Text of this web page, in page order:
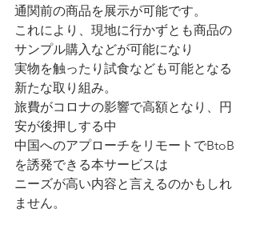
通関前の商品を展示が可能です。
これにより、現地に行かずとも商品の
サンプル購入などが可能になり
実物を触ったり試食なども可能となる
新たな取り組み。
旅費がコロナの影響で高額となり、円
安が後押しする中
中国へのアプローチをリモートでBtoB
を誘発できる本サービスは
ニーズが高い内容と言えるのかもしれ
ません。